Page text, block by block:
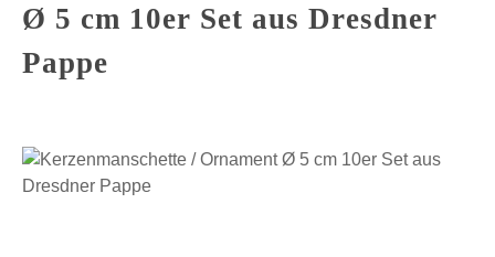
Ø 5 cm 10er Set aus Dresdner
Pappe
Bildergalerie überspringen